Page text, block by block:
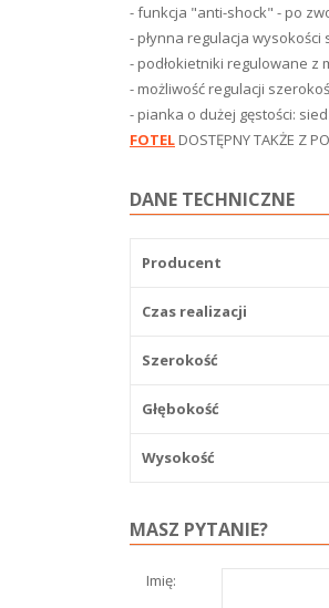
- funkcja "anti-shock" - po
- płynna regulacja wysokości
- podłokietniki regulowane z
- możliwość regulacji
- pianka o dużej gęstości:
FOTEL DOSTĘPNY TAKŻE Z
DANE TECHNICZNE
Producent
Czas realizacji
Szerokość
Głębokość
Wysokość
MASZ PYTANIE?
Imię: